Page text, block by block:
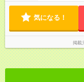
1ヶ月単位の
7.8時間ほど（2025年実績）
時 ※勤務時間は店舗
時00分～17時
気になる！
掲載